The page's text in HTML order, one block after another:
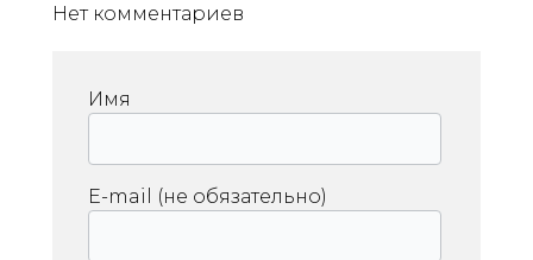
Нет комментариев
Имя
E-mail (не обязательно)